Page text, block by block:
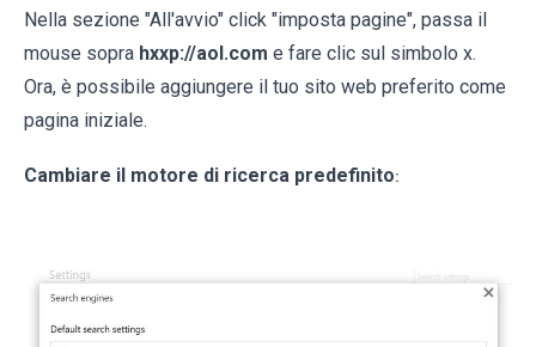
Nella sezione "All'avvio" click "imposta pagine", passa il
mouse sopra hxxp://aol.com e fare clic sul simbolo x.
Ora, è possibile aggiungere il tuo sito web preferito come
pagina iniziale.
Cambiare il motore di ricerca predefinito: